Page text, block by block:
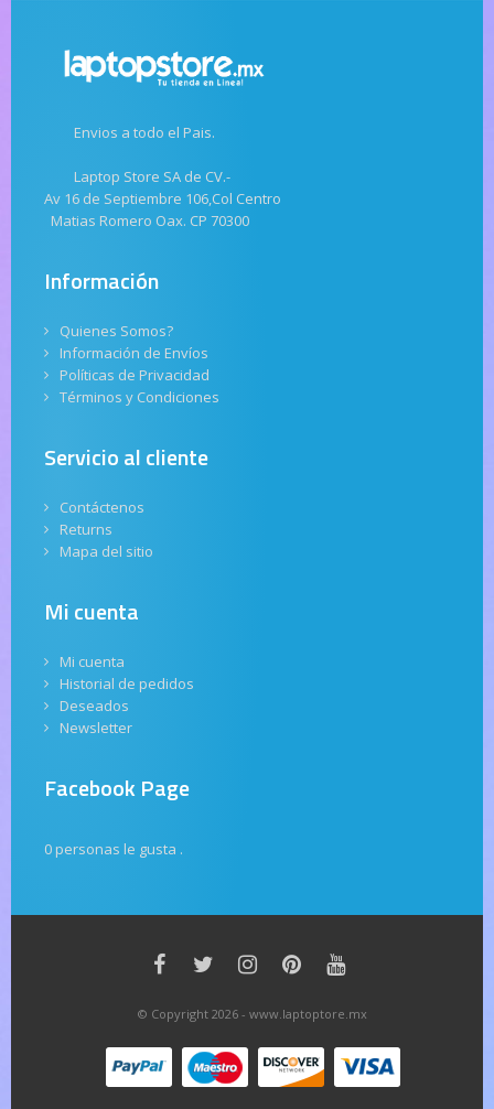
Envios a todo el Pais.
Laptop Store SA de CV.-
Av 16 de Septiembre 106,Col Centro
Matias Romero Oax. CP 70300
Información
Quienes Somos?
Información de Envíos
Políticas de Privacidad
Términos y Condiciones
Servicio al cliente
Contáctenos
Returns
Mapa del sitio
Mi cuenta
Mi cuenta
Historial de pedidos
Deseados
Newsletter
Facebook Page
0 personas le gusta .
© Copyright 2026 - www.laptoptore.mx